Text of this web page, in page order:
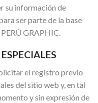
su información de
ser parte de la base
GRAPHIC.
el registro previo
del sitio web y, en tal
y sin expresión de